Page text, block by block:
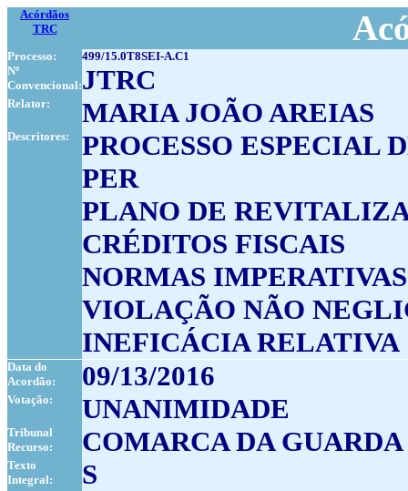
Acórdãos
TRC
Processo:
499/15.0T8SEI-A.C1
Nº
Convencional:JTRC
Relator: MARIA JOÃO AREIAS
Descritores:
PROCESSO ESPECIAL
PER
PLANO DE
CRÉDITOS FISCAIS
NORMAS IMPERATIVAS
VIOLAÇÃO NÃO
INEFICÁCIA RELATIVA
Data do
Acordão:
09/13/2016
Votação: UNANIMIDADE
Tribunal
Recurso:
COMARCA DA
Texto
Integral:
S